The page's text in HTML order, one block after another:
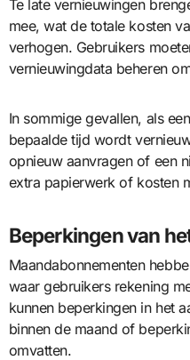
Te late vernieuwingen
mee, wat de totale kosten
verhogen. Gebruikers
vernieuwingdata beheren
In sommige gevallen, als
bepaalde tijd wordt
opnieuw aanvragen of een
extra papierwerk of kosten
Beperkingen van
Maandabonnementen
waar gebruikers rekening
kunnen beperkingen in het
binnen de maand of
omvatten.